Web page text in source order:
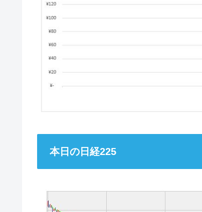
本日の日経225